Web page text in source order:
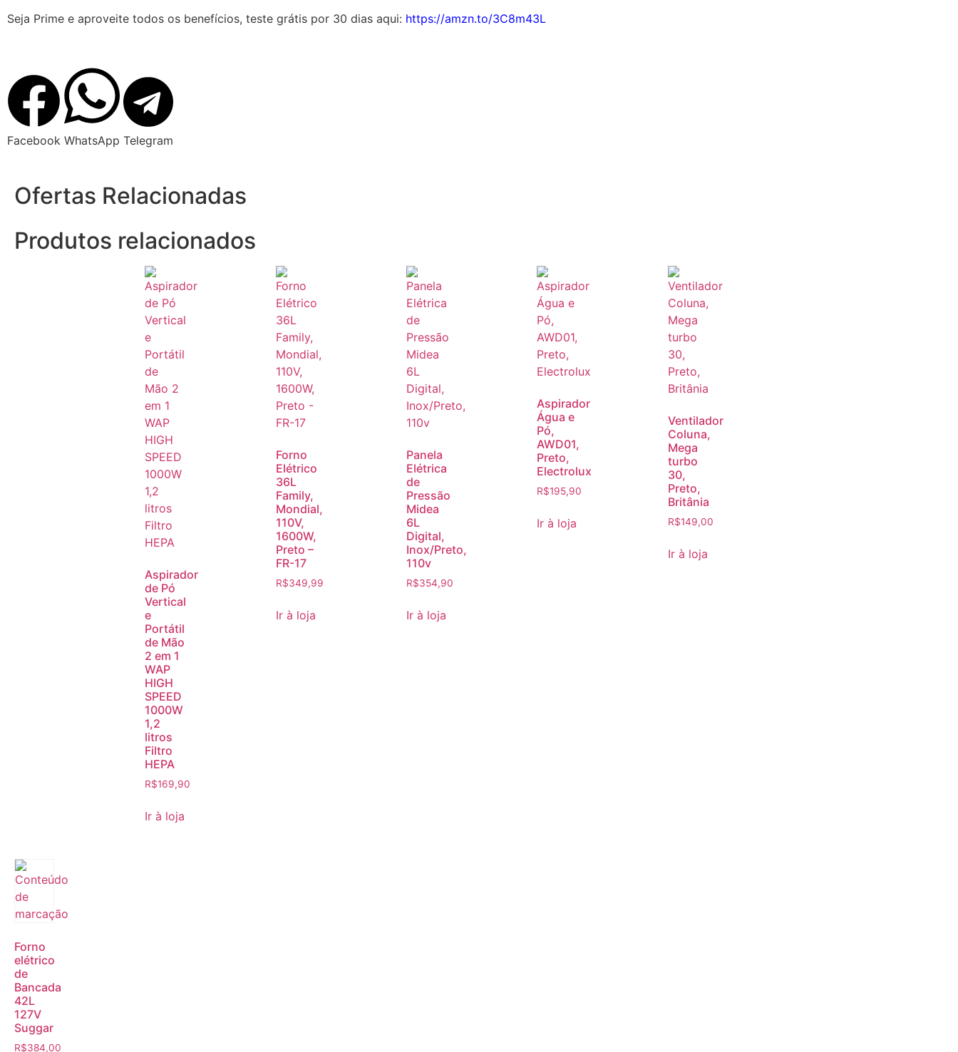
Seja Prime e aproveite todos os benefícios, teste grátis por 30 dias aqui: https://amzn.to/3C8m43L
Facebook WhatsApp Telegram
Ofertas Relacionadas
Produtos relacionados
Aspirador
de Pó
Vertical
e
Portátil
de Mão
2 em 1
WAP
HIGH
SPEED
1000W
1,2
litros
Filtro
HEPA
R$169,90
Ir à loja
Forno
Elétrico
36L
Family,
Mondial,
110V,
1600W,
Preto –
FR-17
R$349,99
Ir à loja
Panela
Elétrica
de
Pressão
Midea
6L
Digital,
Inox/Preto,
110v
R$354,90
Ir à loja
Aspirador
Água e
Pó,
AWD01,
Preto,
Electrolux
R$195,90
Ir à loja
Ventilador
Coluna,
Mega
turbo
30,
Preto,
Britânia
R$149,00
Ir à loja
Forno
elétrico
de
Bancada
42L
127V
Suggar
R$384,00